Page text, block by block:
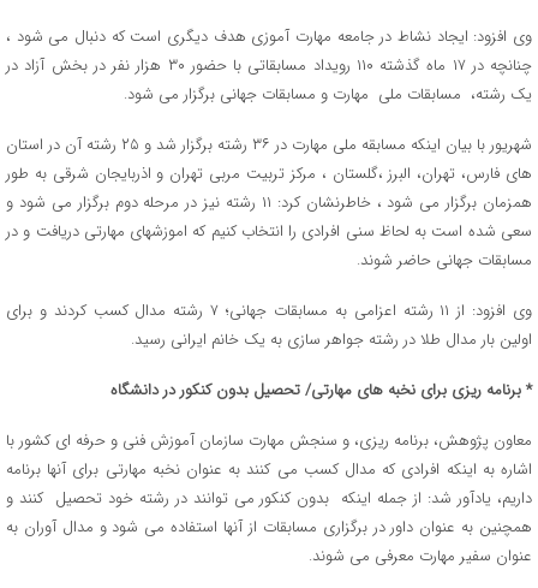
وی افزود: ایجاد نشاط در جامعه مهارت آموزی هدف دیگری است که دنبال می شود ،
چنانچه در ۱۷ ماه گذشته ۱۱۰ رویداد مسابقاتی با حضور ۳۰ هزار نفر در بخش آزاد در
یک رشته، مسابقات ملی مهارت و مسابقات جهانی برگزار می شود.
شهریور با بیان اینکه مسابقه ملی مهارت در ۳۶ رشته برگزار شد و ۲۵ رشته آن در استان
های فارس، تهران، البرز ،گلستان ، مرکز تربیت مربی تهران و اذربایجان شرقی به طور
همزمان برگزار می شود ، خاطرنشان کرد: ۱۱ رشته نیز در مرحله دوم برگزار می شود و
سعی شده است به لحاظ سنی افرادی را انتخاب کنیم که اموزشهای مهارتی دریافت و در
مسابقات جهانی حاضر شوند.
وی افزود: از ۱۱ رشته اعزامی به مسابقات جهانی؛ ۷ رشته مدال کسب کردند و برای
اولین بار مدال طلا در رشته جواهر سازی به یک خانم ایرانی رسید.
* برنامه ریزی برای نخبه های مهارتی/ تحصیل بدون کنکور در دانشگاه
معاون پژوهش، برنامه ریزی، و سنجش مهارت سازمان آموزش فنی و حرفه ای کشور با
اشاره به اینکه افرادی که مدال کسب می کنند به عنوان نخبه مهارتی برای آنها برنامه
داریم، یادآور شد: از جمله اینکه بدون کنکور می توانند در رشته خود تحصیل کنند و
همچنین به عنوان داور در برگزاری مسابقات از آنها استفاده می شود و مدال آوران به
عنوان سفیر مهارت معرفی می شوند.